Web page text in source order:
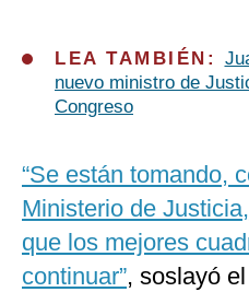
LEA TAMBIÉN:
nuevo ministro de
Congreso
“Se están tomando,
Ministerio de
que los mejores
continuar”, soslayó